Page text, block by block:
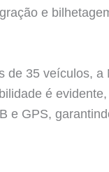
e
de 35 veículos, a
é
e GPS,